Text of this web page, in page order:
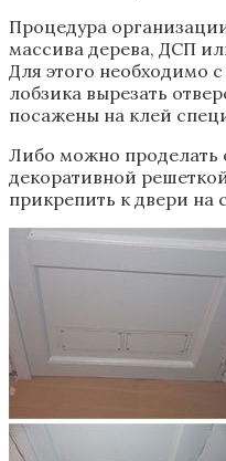
Процедура
массива дерева, ДСП
Для этого необходимо
лобзика вырезать
посажены на клей
Либо можно проделать
декоративной
прикрепить к двери на